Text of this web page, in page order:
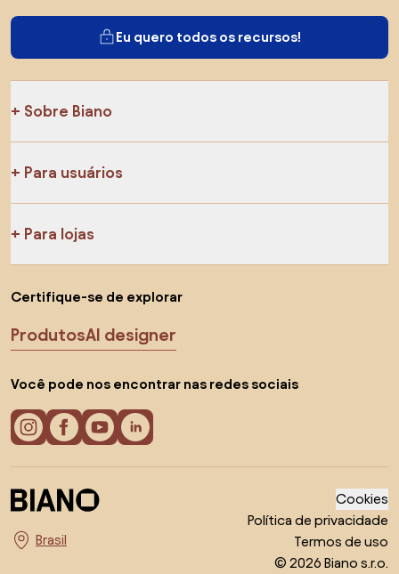
Eu quero todos os recursos!
Sobre Biano
Para usuários
Para lojas
Certifique-se de explorar
ProdutosAI designer
Você pode nos encontrar nas redes sociais
Escolha o país
Cookies
Política de privacidade
Termos de uso
© 2026 Biano s.r.o.